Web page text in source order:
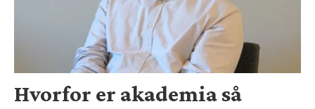
Hvorfor er akademia så